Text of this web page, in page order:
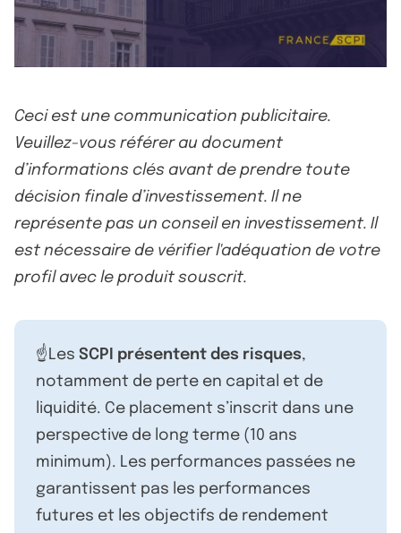
Ceci est une communication publicitaire.
Veuillez-vous référer au document
d’informations clés avant de prendre toute
décision finale d’investissement. Il ne
représente pas un conseil en investissement. Il
est nécessaire de vérifier l'adéquation de votre
profil avec le produit souscrit.
☝️Les SCPI présentent des risques,
notamment de perte en capital et de
liquidité. Ce placement s’inscrit dans une
perspective de long terme (10 ans
minimum). Les performances passées ne
garantissent pas les performances
futures et les objectifs de rendement